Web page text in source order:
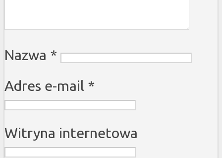
Nazwa *
Adres e-mail *
Witryna internetowa